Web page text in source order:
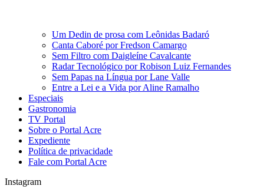
Um Dedin de prosa com Leônidas Badaró
Canta Caboré por Fredson Camargo
Sem Filtro com Daigleíne Cavalcante
Radar Tecnológico por Robison Luiz Fernandes
Sem Papas na Língua por Lane Valle
Entre a Lei e a Vida por Aline Ramalho
Especiais
Gastronomia
TV Portal
Sobre o Portal Acre
Expediente
Política de privacidade
Fale com Portal Acre
Instagram